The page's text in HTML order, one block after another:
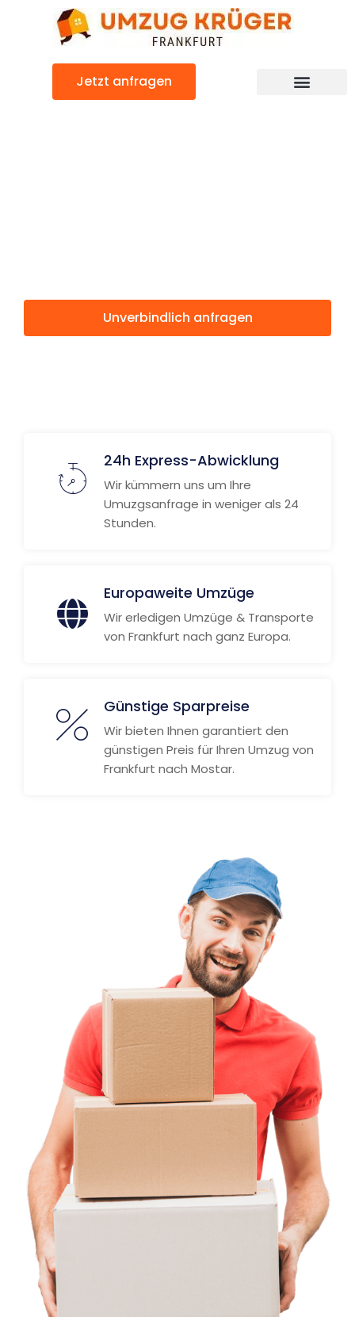
Jetzt anfragen
Unverbindlich anfragen
24h Express-Abwicklung
Wir kümmern uns um Ihre
Umuzgsanfrage in weniger als 24
Stunden.
Europaweite Umzüge
Wir erledigen Umzüge & Transporte
von Frankfurt nach ganz Europa.
Günstige Sparpreise
Wir bieten Ihnen garantiert den
günstigen Preis für Ihren Umzug von
Frankfurt nach Mostar.